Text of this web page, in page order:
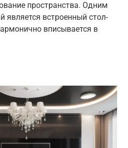
пространства. Одним
является встроенный стол-
вписывается в